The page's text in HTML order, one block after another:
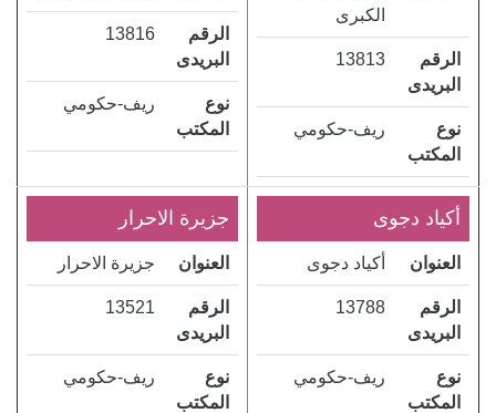
الكبرى
الرقم
البريدى
13813
نوع
المكتب
ريف-حكومي
الرقم
البريدى
13816
نوع
المكتب
ريف-حكومي
أكياد دجوى
العنوان أكياد دجوى
الرقم
البريدى
13788
نوع
المكتب
ريف-حكومي
جزيرة الاحرار
العنوان جزيرة الاحرار
الرقم
البريدى
13521
نوع
المكتب
ريف-حكومي